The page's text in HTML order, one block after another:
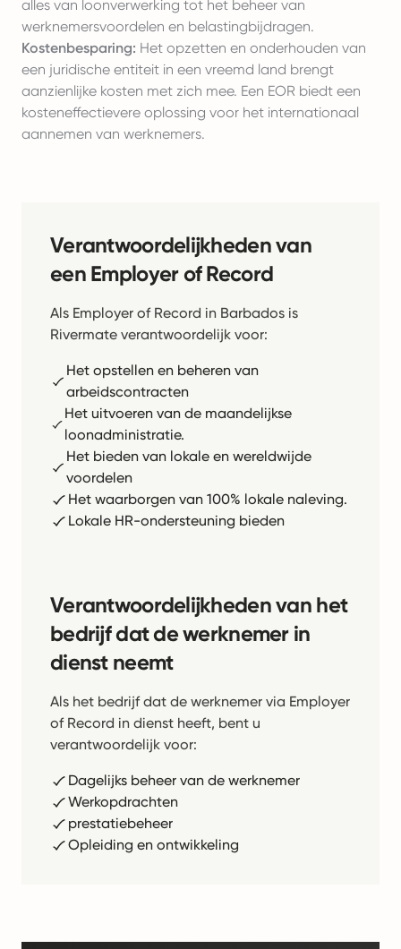
alles van loonverwerking tot het beheer van
werknemersvoordelen en belastingbijdragen.
Kostenbesparing: Het opzetten en onderhouden van
een juridische entiteit in een vreemd land brengt
aanzienlijke kosten met zich mee. Een EOR biedt een
kosteneffectievere oplossing voor het internationaal
aannemen van werknemers.
Verantwoordelijkheden van
een Employer of Record
Als Employer of Record in Barbados is
Rivermate verantwoordelijk voor:
Het opstellen en beheren van
arbeidscontracten
Het uitvoeren van de maandelijkse
loonadministratie.
Het bieden van lokale en wereldwijde
voordelen
Het waarborgen van 100% lokale naleving.
Lokale HR-ondersteuning bieden
Verantwoordelijkheden van het
bedrijf dat de werknemer in
dienst neemt
Als het bedrijf dat de werknemer via Employer
of Record in dienst heeft, bent u
verantwoordelijk voor:
Dagelijks beheer van de werknemer
Werkopdrachten
prestatiebeheer
Opleiding en ontwikkeling